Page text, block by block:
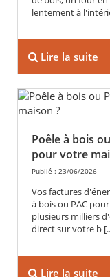
lentement à
Lire la suite
Poêle à bois
pour votre
Publié : 23/06/2026
Vos factures
à bois ou PAC
plusieurs milliers
direct sur votre b
Lire la suite